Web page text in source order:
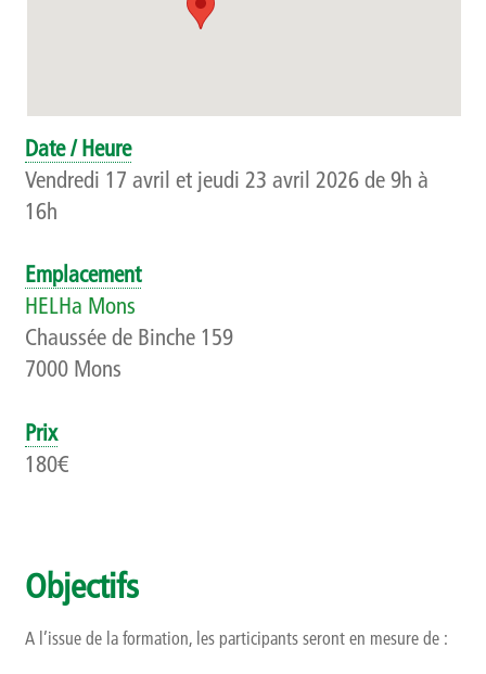
Publications
Événements
Qui sommes-nous ?
Présentation
Rapports d’activités
Finalités, objectifs et balises déontologiques
Date / Heure
Vendredi 17 avril et jeudi 23 avril 2026 de 9h à
16h
Emplacement
HELHa Mons
Chaussée de Binche 159
7000 Mons
Prix
180€
Objectifs
A l’issue de la formation, les participants seront en mesure de :